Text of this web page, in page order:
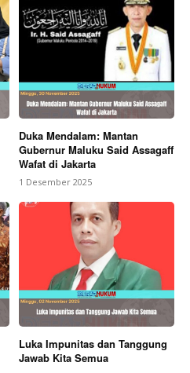
Duka Mendalam: Mantan
Gubernur Maluku Said Assagaff
Wafat di Jakarta
1 Desember 2025
Luka Impunitas dan Tanggung
Jawab Kita Semua